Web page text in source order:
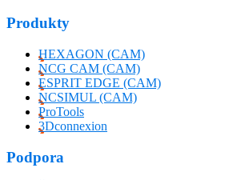
Produkty
HEXAGON (CAM)
NCG CAM (CAM)
ESPRIT EDGE (CAM)
NCSIMUL (CAM)
ProTools
3Dconnexion
Podpora